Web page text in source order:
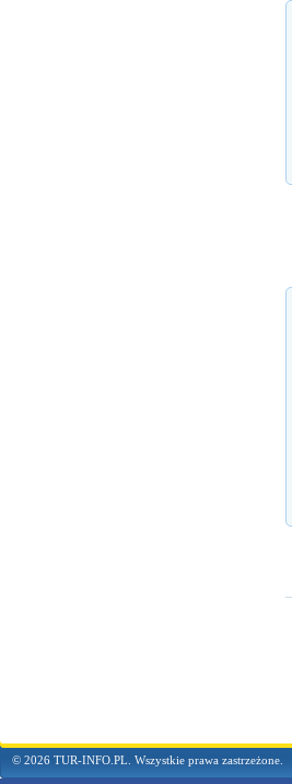
© 2026 TUR-INFO.PL. Wszystkie prawa zastrzeżone.